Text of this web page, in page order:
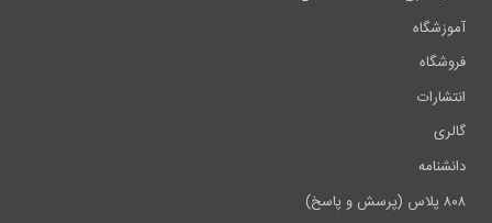
آموزشگاه
فروشگاه
انتشارات
گالری
دانشنامه
۸۰۸ پلاس (پرسش و پاسخ)